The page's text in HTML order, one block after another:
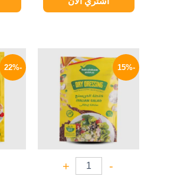
-15%
-
+
الأصلي
هو:
20 EGP.
الحالي
هو:
17 EGP.
-22%